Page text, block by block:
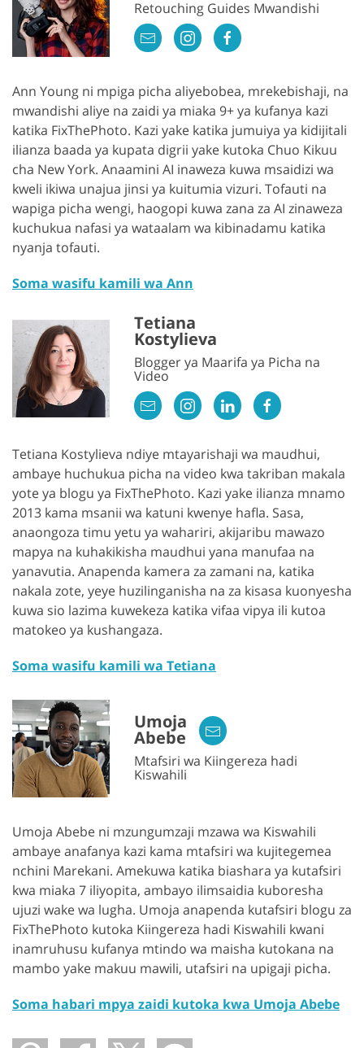
Retouching Guides Mwandishi
Ann Young ni mpiga picha aliyebobea, mrekebishaji, na
mwandishi aliye na zaidi ya miaka 9+ ya kufanya kazi
katika FixThePhoto. Kazi yake katika jumuiya ya kidijitali
ilianza baada ya kupata digrii yake kutoka Chuo Kikuu
cha New York. Anaamini AI inaweza kuwa msaidizi wa
kweli ikiwa unajua jinsi ya kuitumia vizuri. Tofauti na
wapiga picha wengi, haogopi kuwa zana za AI zinaweza
kuchukua nafasi ya wataalam wa kibinadamu katika
nyanja tofauti.
Soma wasifu kamili wa Ann
Tetiana
Kostylieva
Blogger ya Maarifa ya Picha na
Video
Tetiana Kostylieva ndiye mtayarishaji wa maudhui,
ambaye huchukua picha na video kwa takriban makala
yote ya blogu ya FixThePhoto. Kazi yake ilianza mnamo
2013 kama msanii wa katuni kwenye hafla. Sasa,
anaongoza timu yetu ya wahariri, akijaribu mawazo
mapya na kuhakikisha maudhui yana manufaa na
yanavutia. Anapenda kamera za zamani na, katika
nakala zote, yeye huzilinganisha na za kisasa kuonyesha
kuwa sio lazima kuwekeza katika vifaa vipya ili kutoa
matokeo ya kushangaza.
Soma wasifu kamili wa Tetiana
Umoja
Abebe
Mtafsiri wa Kiingereza hadi
Kiswahili
Umoja Abebe ni mzungumzaji mzawa wa Kiswahili
ambaye anafanya kazi kama mtafsiri wa kujitegemea
nchini Marekani. Amekuwa katika biashara ya kutafsiri
kwa miaka 7 iliyopita, ambayo ilimsaidia kuboresha
ujuzi wake wa lugha. Umoja anapenda kutafsiri blogu za
FixThePhoto kutoka Kiingereza hadi Kiswahili kwani
inamruhusu kufanya mtindo wa maisha kutokana na
mambo yake makuu mawili, utafsiri na upigaji picha.
Soma habari mpya zaidi kutoka kwa Umoja Abebe